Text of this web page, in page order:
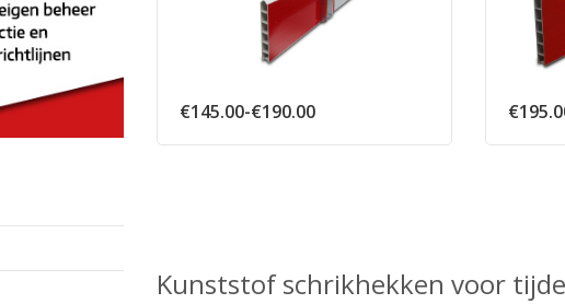
€145.00-€190.00Prijsklasse:
€
Kunststof schrikhekken voor